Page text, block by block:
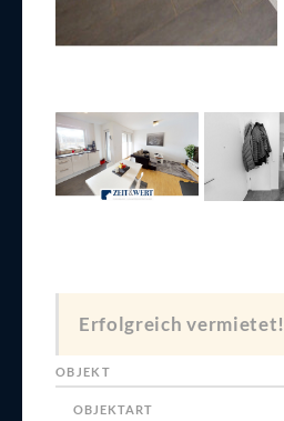
Erfolgreich vermietet!
OBJEKT
OBJEKTART